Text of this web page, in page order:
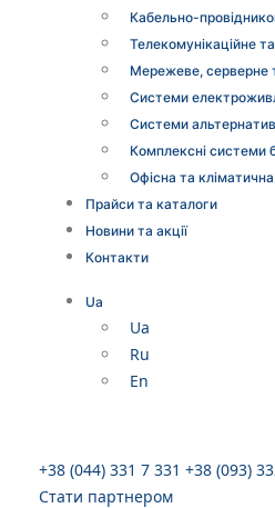
Кабельно-
Телекомунікаційне
Мережеве, серверне
Системи
Системи
Комплексні системи
Офісна та кліматична
Прайси та каталоги
Новини та акції
Контакти
Ua
Ua
Ru
En
+38 (044) 331 7 331 +38 (093)
Стати партнером